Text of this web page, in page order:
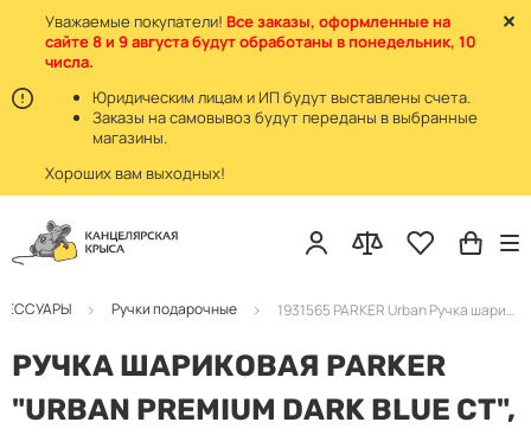
Уважаемые покупатели! Все заказы, оформленные на
сайте 8 и 9 августа будут обработаны в понедельник, 10
числа.
Юридическим лицам и ИП будут выставлены счета.
Заказы на самовывоз будут переданы в выбранные
магазины.
Хороших вам выходных!
Ручки подарочные 1931565 PARKER Urban Ручка шариковая синяя/хром
РУЧКА ШАРИКОВАЯ PARKER
"URBAN PREMIUM DARK BLUE CT",